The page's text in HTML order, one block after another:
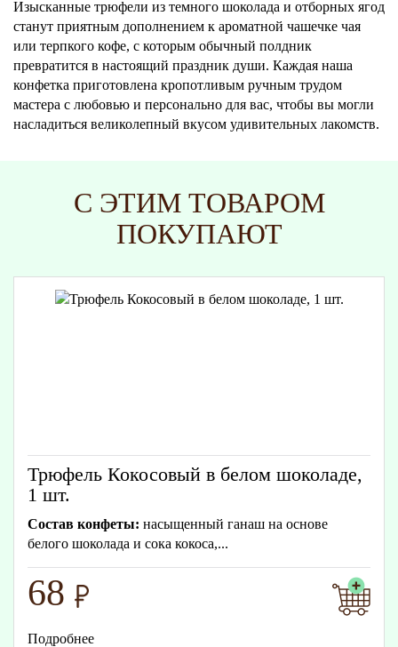
Изысканные трюфели из темного шоколада и отборных ягод
станут приятным дополнением к ароматной чашечке чая
или терпкого кофе, с которым обычный полдник
превратится в настоящий праздник души. Каждая наша
конфетка приготовлена кропотливым ручным трудом
мастера с любовью и персонально для вас, чтобы вы могли
насладиться великолепный вкусом удивительных лакомств.
С ЭТИМ ТОВАРОМ
ПОКУПАЮТ
Трюфель Кокосовый в белом шоколаде,
1 шт.
Состав конфеты: насыщенный ганаш на основе
белого шоколада и сока кокоса,...
68
Подробнее